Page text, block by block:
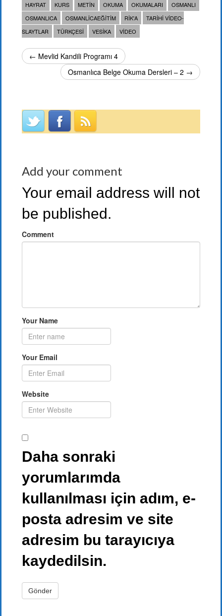
HAYRAT
KURS METIN OKUMA OKUMALARI
OSMANLI
OSMANLICA
OSMANLICAEĞITIM RIK'A
TARIHI VIDEO-
SLAYTLAR
TÜRKÇESI VESIKA VIDEO
← Mevlid Kandili Programı 4
Osmanlıca Belge Okuma Dersleri – 2 →
Add your comment
Your email address will not
be published.
Comment
Your Name
Your Email
Website
Daha sonraki
yorumlarımda
kullanılması için adım, e-
posta adresim ve site
adresim bu tarayıcıya
kaydedilsin.